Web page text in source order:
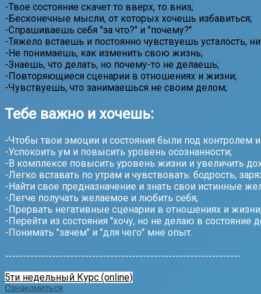
-Твое состояние скачет то вверх, то вниз;
-Бесконечные мысли, от которых хочешь избавиться;
-Спрашиваешь себя "за что?" и "почему?"
-Тяжело встаешь и постоянно чувствуешь усталость,
-Не понимаешь, как изменить свою жизнь;
-Знаешь, что делать, но почему-то не делаешь;
-Повторяющиеся сценарии в отношениях и жизни;
-Чувствуешь, что занимаешься не своим делом;
Тебе важно и хочешь:
-Чтобы твои эмоции и состояния были под контролем и
-Успокоить ум и повысить уровень осознанности;
-В комплексе повысить уровень жизни и увеличить
-Легко вставать по утрам и чувствовать: бодрость,
-Найти свое предназначение и знать свои истинные
-Легче получать желаемое и любить себя;
-Прервать негативные сценарии в отношениях и
-Перейти из состояния "хочу, но не делаю в состояние
-Понимать "зачем" и "для чего" мне опыт.
-----------------------------------------------------------------
5ти недельный Курс (online)
Ознакомиться